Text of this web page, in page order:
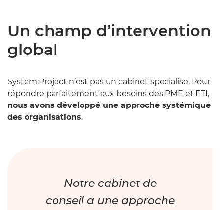
Un champ d’intervention
global
System:Project n’est pas un cabinet spécialisé. Pour
répondre parfaitement aux besoins des PME et ETI,
nous avons développé une approche systémique
des organisations.
Notre cabinet de
conseil a une approche